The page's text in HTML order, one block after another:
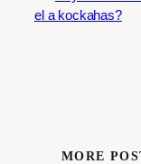
el a kockahas?
MORE